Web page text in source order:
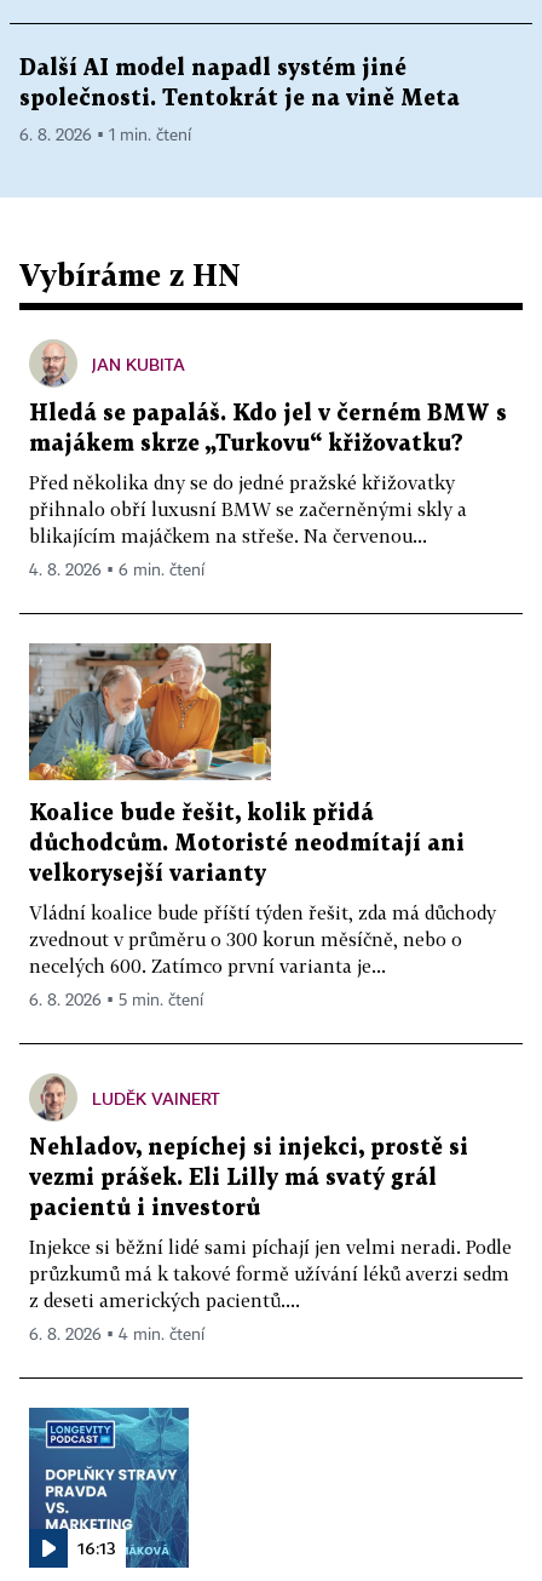
Další AI model napadl systém jiné
společnosti. Tentokrát je na vině Meta
6. 8. 2026 ▪ 1 min. čtení
Vybíráme z HN
JAN KUBITA
Hledá se papaláš. Kdo jel v černém BMW s
majákem skrze „Turkovu“ křižovatku?
Před několika dny se do jedné pražské křižovatky
přihnalo obří luxusní BMW se začerněnými skly a
blikajícím majáčkem na střeše. Na červenou...
4. 8. 2026 ▪ 6 min. čtení
Koalice bude řešit, kolik přidá
důchodcům. Motoristé neodmítají ani
velkorysejší varianty
Vládní koalice bude příští týden řešit, zda má důchody
zvednout v průměru o 300 korun měsíčně, nebo o
necelých 600. Zatímco první varianta je...
6. 8. 2026 ▪ 5 min. čtení
LUDĚK VAINERT
Nehladov, nepíchej si injekci, prostě si
vezmi prášek. Eli Lilly má svatý grál
pacientů i investorů
Injekce si běžní lidé sami píchají jen velmi neradi. Podle
průzkumů má k takové formě užívání léků averzi sedm
z deseti amerických pacientů....
6. 8. 2026 ▪ 4 min. čtení
16:13